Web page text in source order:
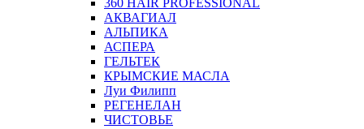
360 HAIR PROFESSIONAL
АКВАГИАЛ
АЛЬПИКА
АСПЕРА
ГЕЛЬТЕК
КРЫМСКИЕ МАСЛА
Луи Филипп
РЕГЕНЕЛАН
ЧИСТОВЬЕ